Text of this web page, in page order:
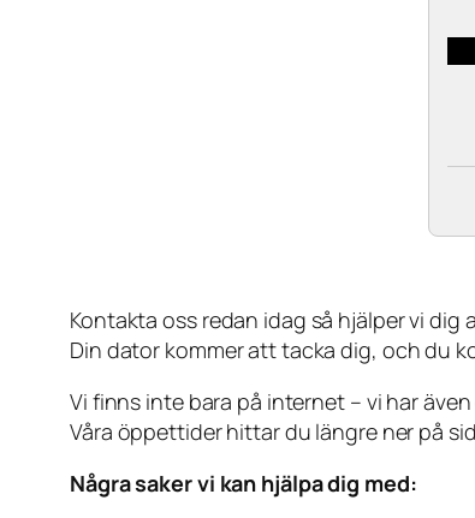
Kontakta oss redan idag så hjälper vi
Din dator kommer att tacka dig, och du
Vi finns inte bara på internet – vi har
Våra öppettider hittar du längre ner på
Några saker vi kan hjälpa dig med: